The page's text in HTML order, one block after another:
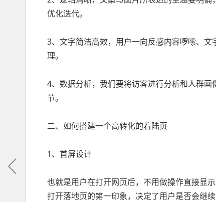
优化迭代。
3、文字简洁高效，用户一向反感内容啰嗦、
理。
4、数据分析，我们要将访客进行分析和人群
节。
二、如何搭建一个高转化的着陆页
1、首屏设计
也就是用户在打开网页后，不用做操作直接显
打开落地页的第一印象，决定了用户是否会继